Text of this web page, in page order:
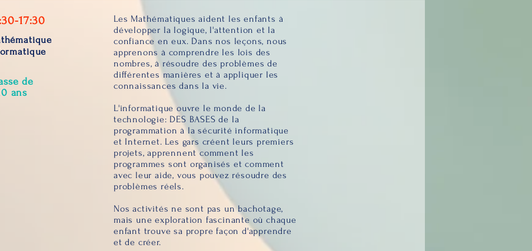
17:30
de
ans
Les Mathématiques aident les enfants à
développer la logique, l'attention et la
confiance en eux. Dans nos leçons, nous
apprenons à comprendre les lois des
nombres, à résoudre des problèmes de
différentes manières et à appliquer les
connaissances dans la vie.
L'informatique ouvre le monde de la
technologie: DES BASES de la
programmation à la sécurité informatique
et Internet. Les gars créent leurs premiers
projets, apprennent comment les
programmes sont organisés et comment
avec leur aide, vous pouvez résoudre des
problèmes réels.
Nos activités ne sont pas un bachotage,
mais une exploration fascinante où chaque
enfant trouve sa propre façon d'apprendre
et de créer.